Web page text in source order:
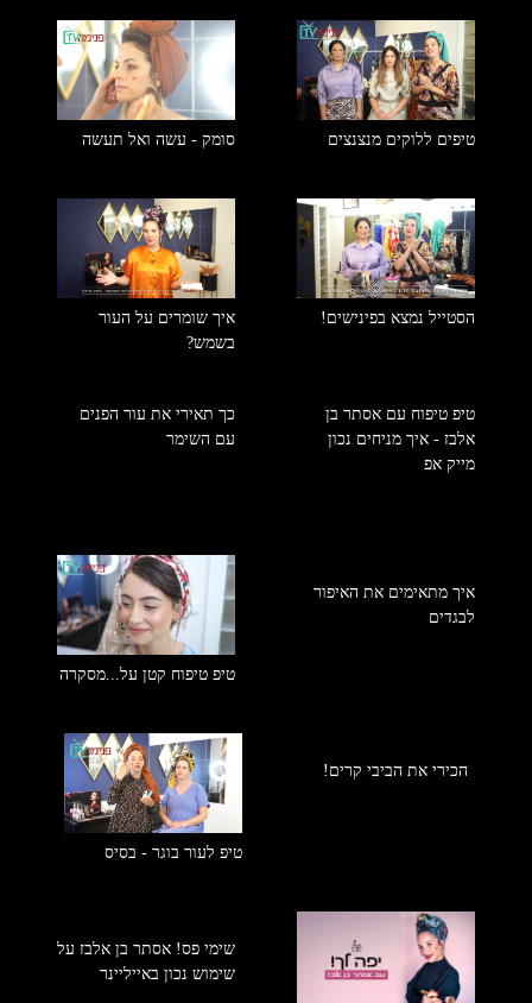
טיפים ללוקים מנצנצים סומק - עשה ואל תעשה
הסטייל נמצא בפינישים!
איך שומרים על העור
בשמש?
טיפ טיפוח עם אסתר בן
אלבז - איך מניחים נכון
מייק אפ
כך תאירי את עור הפנים
עם השימר
איך מתאימים את האיפור
לבגדים
טיפ טיפוח קטן על...מסקרה
הכירי את הביבי קרים!
טיפ לעור בוגר - בסיס
שימי פס! אסתר בן אלבז על
שימוש נכון באייליינר